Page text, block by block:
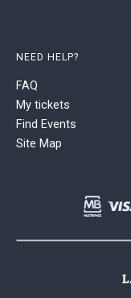
NEED HELP?
FAQ
My tickets
Find Events
Site Map